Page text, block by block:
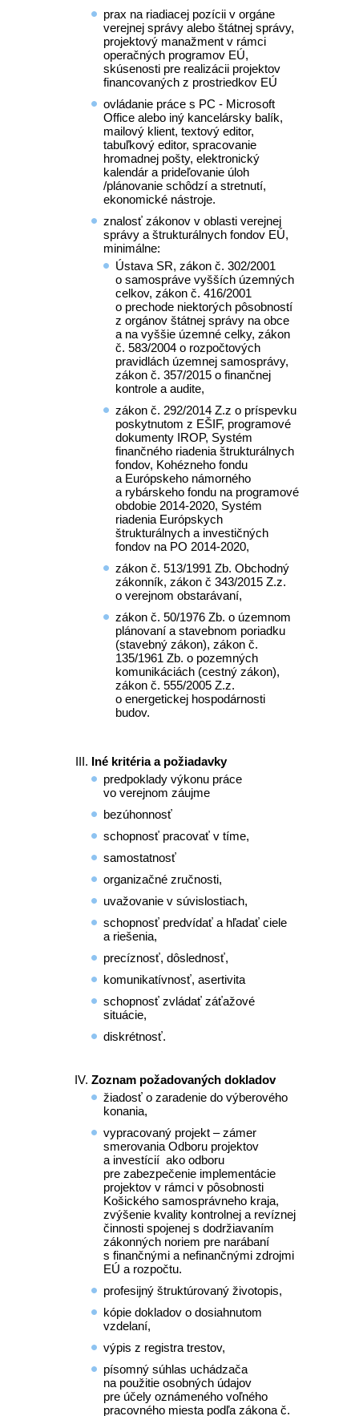
prax na riadiacej pozícii v orgáne
verejnej správy alebo štátnej správy,
projektový manažment v rámci
operačných programov EÚ,
skúsenosti pre realizácii projektov
financovaných z prostriedkov EÚ
ovládanie práce s PC - Microsoft
Office alebo iný kancelársky balík,
mailový klient, textový editor,
tabuľkový editor, spracovanie
hromadnej pošty, elektronický
kalendár a prideľovanie úloh
/plánovanie schôdzí a stretnutí,
ekonomické nástroje.
znalosť zákonov v oblasti verejnej
správy a štrukturálnych fondov EÚ,
minimálne:
Ústava SR, zákon č. 302/2001
o samospráve vyšších územných
celkov, zákon č. 416/2001
o prechode niektorých pôsobností
z orgánov štátnej správy na obce
a na vyššie územné celky, zákon
č. 583/2004 o rozpočtových
pravidlách územnej samosprávy,
zákon č. 357/2015 o finančnej
kontrole a audite,
zákon č. 292/2014 Z.z o príspevku
poskytnutom z EŠIF, programové
dokumenty IROP, Systém
finančného riadenia štrukturálnych
fondov, Kohézneho fondu
a Európskeho námorného
a rybárskeho fondu na programové
obdobie 2014-2020, Systém
riadenia Európskych
štrukturálnych a investičných
fondov na PO 2014-2020,
zákon č. 513/1991 Zb. Obchodný
zákonník, zákon č 343/2015 Z.z.
o verejnom obstarávaní,
zákon č. 50/1976 Zb. o územnom
plánovaní a stavebnom poriadku
(stavebný zákon), zákon č.
135/1961 Zb. o pozemných
komunikáciách (cestný zákon),
zákon č. 555/2005 Z.z.
o energetickej hospodárnosti
budov.
Iné kritéria a požiadavky
predpoklady výkonu práce
vo verejnom záujme
bezúhonnosť
schopnosť pracovať v tíme,
samostatnosť
organizačné zručnosti,
uvažovanie v súvislostiach,
schopnosť predvídať a hľadať ciele
a riešenia,
precíznosť, dôslednosť,
komunikatívnosť, asertivita
schopnosť zvládať záťažové
situácie,
diskrétnosť.
Zoznam požadovaných dokladov
žiadosť o zaradenie do výberového
konania,
vypracovaný projekt – zámer
smerovania Odboru projektov
a investícií ako odboru
pre zabezpečenie implementácie
projektov v rámci v pôsobnosti
Košického samosprávneho kraja,
zvýšenie kvality kontrolnej a revíznej
činnosti spojenej s dodržiavaním
zákonných noriem pre narábaní
s finančnými a nefinančnými zdrojmi
EÚ a rozpočtu.
profesijný štruktúrovaný životopis,
kópie dokladov o dosiahnutom
vzdelaní,
výpis z registra trestov,
písomný súhlas uchádzača
na použitie osobných údajov
pre účely oznámeného voľného
pracovného miesta podľa zákona č.